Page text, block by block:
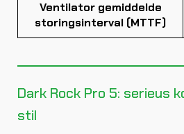
Ventilator gemiddelde
storingsinterval (MTTF)
Dark Rock Pro 5: serieus
stil